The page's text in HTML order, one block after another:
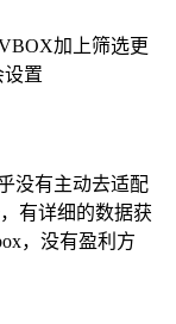
加上筛选更
设置
没有主动去适配
有详细的数据获
，没有盈利方